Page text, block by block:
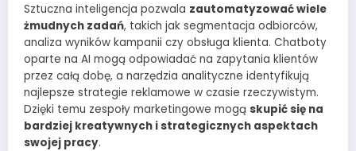
Sztuczna inteligencja pozwala zautomatyzować wiele
żmudnych zadań, takich jak segmentacja odbiorców,
analiza wyników kampanii czy obsługa klienta. Chatboty
oparte na AI mogą odpowiadać na zapytania klientów
przez całą dobę, a narzędzia analityczne identyfikują
najlepsze strategie reklamowe w czasie rzeczywistym.
Dzięki temu zespoły marketingowe mogą skupić się na
bardziej kreatywnych i strategicznych aspektach
swojej pracy.